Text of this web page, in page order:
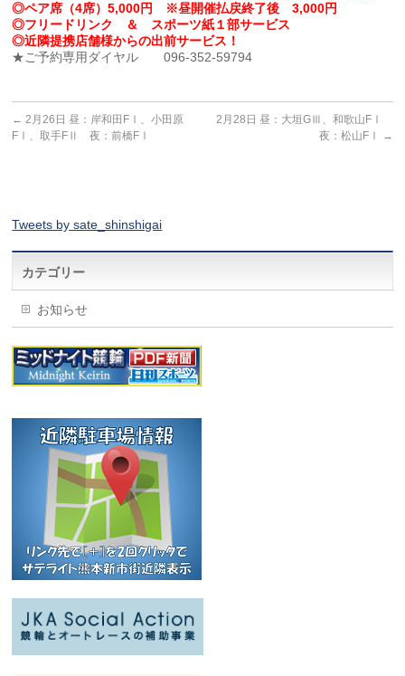
◎ペア席（4席）5,000円 ※昼開催払戻終了後 3,000円
◎フリードリンク ＆ スポーツ紙１部サービス
◎近隣提携店舗様からの出前サービス！
★ご予約専用ダイヤル 096-352-59794
← 2月26日 昼：岸和田FⅠ、小田原
FⅠ、取手FⅡ 夜：前橋FⅠ
2月28日 昼：大垣GⅢ、和歌山FⅠ
夜：松山FⅠ
→
Tweets by sate_shinshigai
カテゴリー
お知らせ